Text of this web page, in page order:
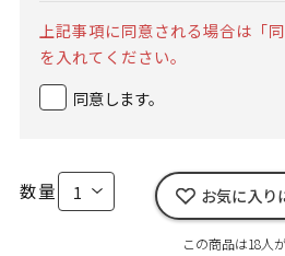
上記事項に同意される場合は「
を入れてください。
同意します。
数量 お気に入り
この商品は18人